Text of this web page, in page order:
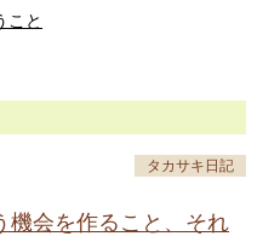
こと
タカサキ日記
機会を作ること、それ